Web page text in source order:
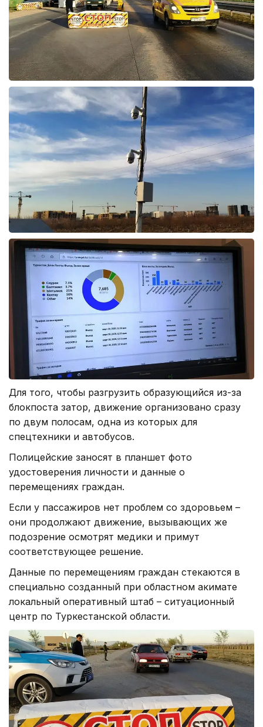
Для того, чтобы разгрузить образующийся из-за
блокпоста затор, движение организовано сразу
по двум полосам, одна из которых для
спецтехники и автобусов.
Полицейские заносят в планшет фото
удостоверения личности и данные о
перемещениях граждан.
Если у пассажиров нет проблем со здоровьем –
они продолжают движение, вызывающих же
подозрение осмотрят медики и примут
соответствующее решение.
Данные по перемещениям граждан стекаются в
специально созданный при областном акимате
локальный оперативный штаб – ситуационный
центр по Туркестанской области.